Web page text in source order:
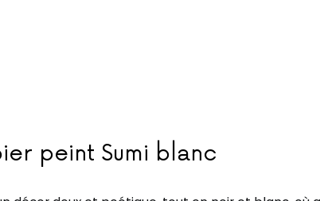
peint Sumi blanc